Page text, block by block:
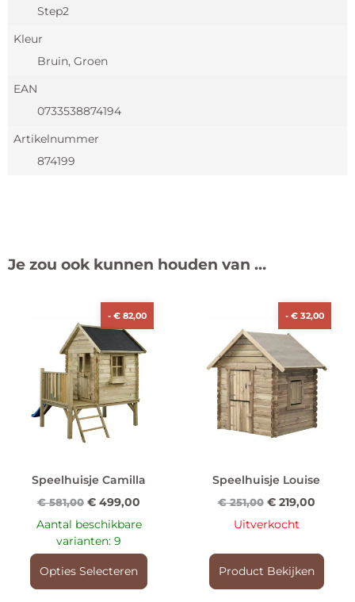
Step2
Kleur
Bruin, Groen
EAN
0733538874194
Artikelnummer
874199
Je zou ook kunnen houden van …
-€ 82,00
Speelhuisje Camilla
€581,00 € 499,00
Aantal beschikbare
varianten: 9
Opties Selecteren
-€ 32,00
Speelhuisje Louise
€251,00 €219,00
Uitverkocht
Product Bekijken